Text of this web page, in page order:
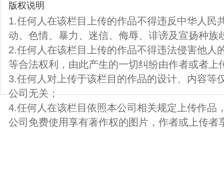
版权说明
1.任何人在该栏目上传的作品不得违反中华人民
动、色情、暴力、迷信、侮辱、诽谤及宣扬种族
2.任何人在该栏目上传的作品不得违法侵害他人
等合法权利，由此产生的一切纠纷由作者或者上
3.任何人对上传于该栏目的作品的设计、内容等
公司无关；
4.任何人在该栏目依照本公司相关规定上传作品
公司免费使用享有著作权的图片，作者或上传者